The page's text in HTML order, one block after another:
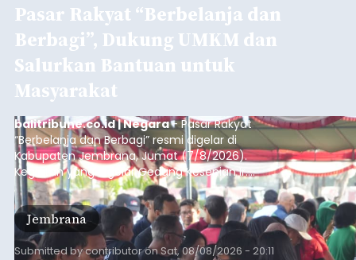
Pasar Rakyat “Berbelanja dan
Berbagi”, Dukung UMKM dan
Salurkan Bantuan untuk
Masyarakat
balitribune.co.id | Negara- Pasar Rakyat
“Berbelanja dan Berbagi” resmi digelar di
Kabupaten Jembrana, Jumat (7/8/2026).
Kegiatan yang digelar Gedung Kesenian Ir.
Soekarno ini memadukan pemberdayaan
ekonomi masyarakat dengan aksi sosial tersebut
mendapat antusiasme tinggi dan mencatat nilai
transaksi mencapai Rp672.733.200.
Jembrana
Submitted bycontributoronSat, 08/08/2026 - 20:11